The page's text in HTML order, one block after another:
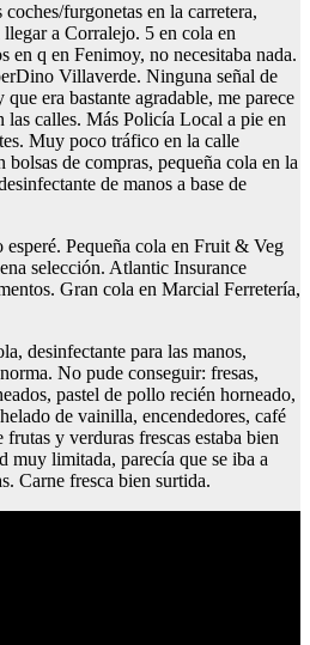
furgonetas en la carretera,
a Corralejo. 5 en cola en
q en Fenimoy, no necesitaba nada.
Villaverde. Ninguna señal de
era bastante agradable, me parece
las calles. Más Policía Local a pie en
Muy poco tráfico en la calle
de compras, pequeña cola en la
de manos a base de
Pequeña cola en Fruit & Veg
selección. Atlantic Insurance
Gran cola en Marcial Ferretería,
desinfectante para las manos,
No pude conseguir: fresas,
pastel de pollo recién horneado,
de vainilla, encendedores, café
y verduras frescas estaba bien
muy limitada, parecía que se iba a
Carne fresca bien surtida.